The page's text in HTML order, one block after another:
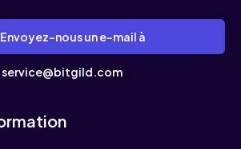
service@bitgild.com